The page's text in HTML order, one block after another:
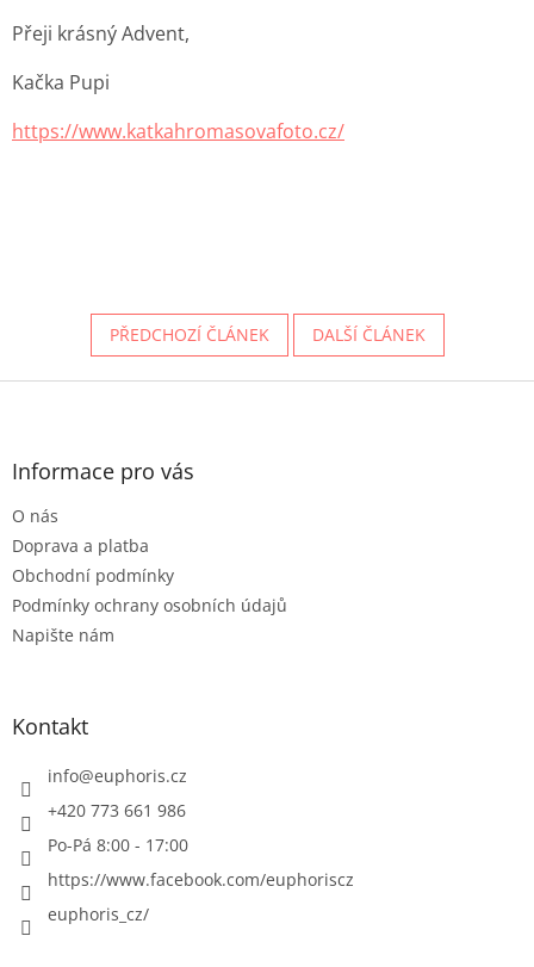
Přeji krásný Advent,
Kačka Pupi
https://www.katkahromasovafoto.cz/
PŘEDCHOZÍ ČLÁNEK DALŠÍ ČLÁNEK
Z
Informace pro vás
O nás
Doprava a platba
Obchodní podmínky
Podmínky ochrany osobních údajů
Napište nám
Kontakt
info@euphoris.cz
+420 773 661 986
Po-Pá 8:00 - 17:00
https://www.facebook.com/euphoriscz
euphoris_cz/